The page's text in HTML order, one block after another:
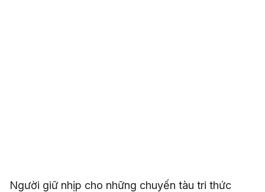
Người giữ nhịp cho những chuyến tàu tri thức